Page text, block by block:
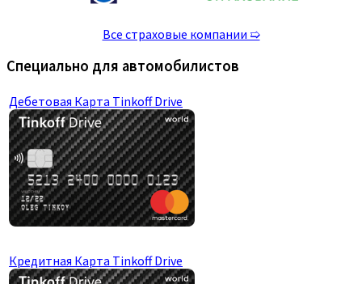
Все страховые компании ➯
Специально для автомобилистов
Дебетовая Карта Tinkoff Drive
Кредитная Карта Tinkoff Drive